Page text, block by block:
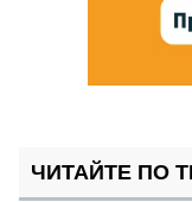
ЧИТАЙТЕ ПО